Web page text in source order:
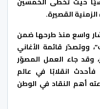
القصيرة.
واسع منذ طرحها ضمن
ووتصدّر قائمة الأغاني
وقد جاء العمل المصوّر
انقلابًا في عالم
أهم النقاد في الوطن